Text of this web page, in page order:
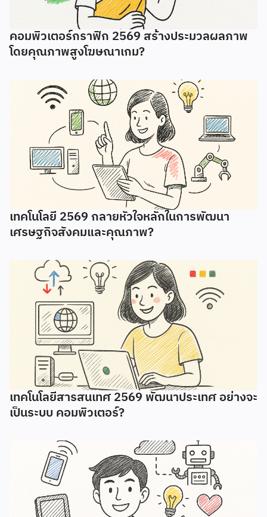
คอมพิวเตอร์กราฟิก 2569 สร้างประมวลผลภาพ
โดยคุณภาพสูงโฆษณาเกม?
เทคโนโลยี 2569 กลายหัวใจหลักในการพัฒนา
เศรษฐกิจสังคมและคุณภาพ?
เทคโนโลยีสารสนเทศ 2569 พัฒนาประเทศ อย่างจะ
เป็นระบบ คอมพิวเตอร์?